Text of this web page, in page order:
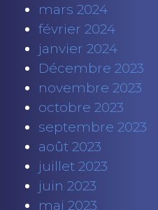
mars 2024
février 2024
janvier 2024
Décembre 2023
novembre 2023
octobre 2023
septembre 2023
août 2023
juillet 2023
juin 2023
mai 2023